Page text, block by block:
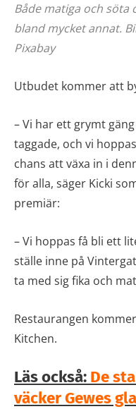
Både matiga och söta
bland mycket annat.
Pixabay
Utbudet kommer att
– Vi har ett grymt
taggade, och vi
chans att växa in i
för alla, säger Kicki
premiär:
– Vi hoppas få bli ett
ställe inne på
ta med sig fika och
Restaurangen
Kitchen.
Läs också: De
väcker Gewes